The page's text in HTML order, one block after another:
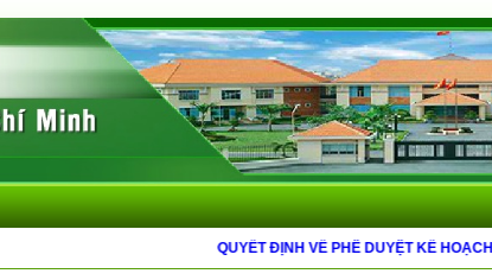
QUYẾT ĐỊNH VỀ PHÊ DUYỆT KẾ HOẠCH SỬ